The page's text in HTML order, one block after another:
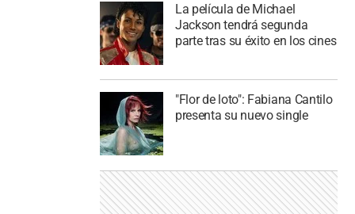
La película de Michael
Jackson tendrá segunda
parte tras su éxito en los cines
"Flor de loto": Fabiana Cantilo
presenta su nuevo single